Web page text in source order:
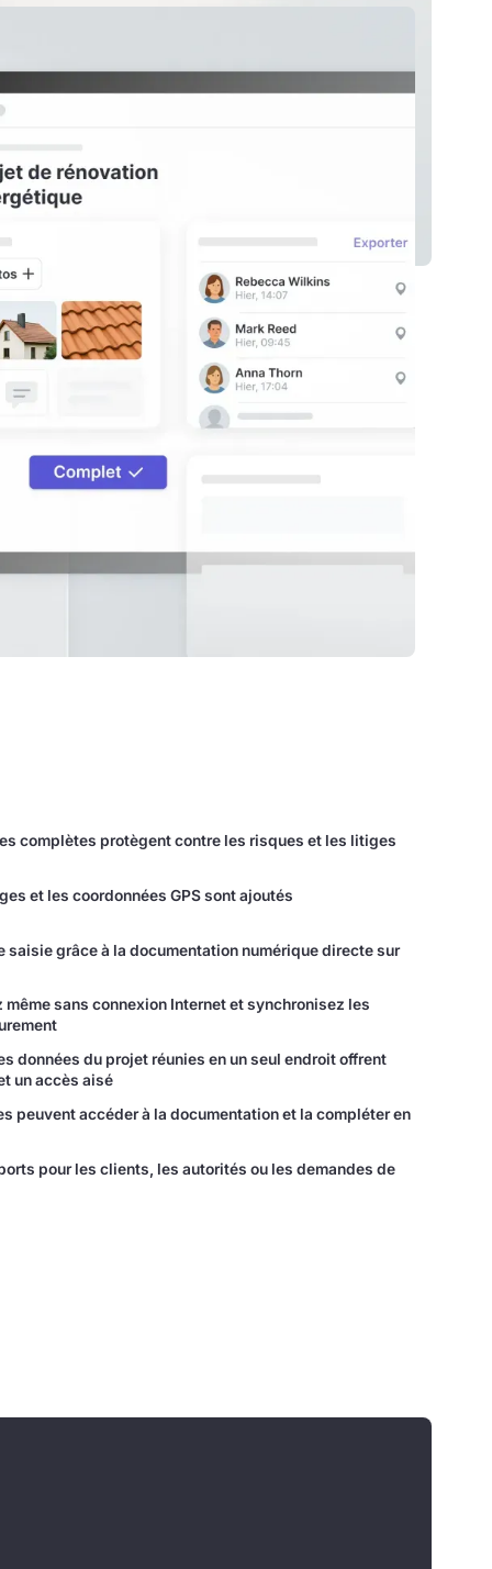
complètes protègent contre les risques et les litiges
et les coordonnées GPS sont ajoutés
saisie grâce à la documentation numérique directe sur
sans connexion Internet et synchronisez les
données du projet réunies en un seul endroit offrent
un accès aisé
peuvent accéder à la documentation et la compléter en
pour les clients, les autorités ou les demandes de